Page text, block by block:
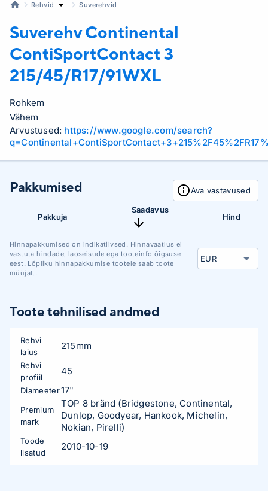
Rehvid Suverehvid
Suverehv Continental
ContiSportContact 3
215/45/R17/91WXL
Rohkem
Vähem
Arvustused: https://www.google.com/search?
Pakkumised Ava vastavused
Pakkuja
Saadavus
Hind
Hinnapakkumised on indikatiivsed. Hinnavaatlus ei
vastuta hindade, laoseisude ega tooteinfo õigsuse
eest. Lõpliku hinnapakkumise tootele saab toote
müüjalt.
Toote tehnilised andmed
Rehvi
laius
215mm
Rehvi
profiil
45
Diameeter17"
Premium
mark
TOP 8 bränd (Bridgestone, Continental,
Dunlop, Goodyear, Hankook, Michelin,
Nokian, Pirelli)
Toode
lisatud
2010-10-19